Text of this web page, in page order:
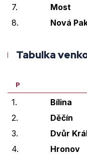
7.
Most
8.
Nová
Tabulka
P
1. Bílina
2.
Děčín
3.
Dvůr
4.
Hronov